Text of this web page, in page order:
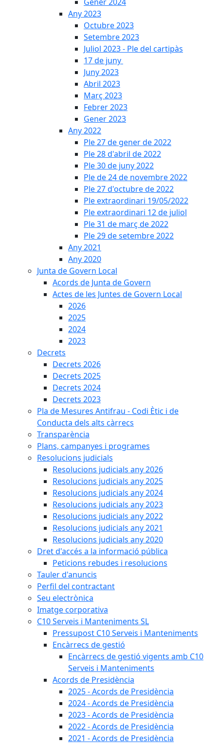
Any 2023
Octubre 2023
Setembre 2023
Juliol 2023 - Ple del cartipàs
17 de juny
Juny 2023
Abril 2023
Març 2023
Febrer 2023
Gener 2023
Any 2022
Ple 27 de gener de 2022
Ple 28 d'abril de 2022
Ple 30 de juny 2022
Ple de 24 de novembre 2022
Ple 27 d'octubre de 2022
Ple extraordinari 19/05/2022
Ple extraordinari 12 de juliol
Ple 31 de març de 2022
Ple 29 de setembre 2022
Any 2021
Any 2020
Junta de Govern Local
Acords de Junta de Govern
Actes de les Juntes de Govern Local
2026
2025
2024
2023
Decrets
Decrets 2026
Decrets 2025
Decrets 2024
Decrets 2023
Pla de Mesures Antifrau - Codi Ètic i de
Conducta dels alts càrrecs
Transparència
Plans, campanyes i programes
Resolucions judicials
Resolucions judicials any 2026
Resolucions judicials any 2025
Resolucions judicials any 2024
Resolucions judicials any 2023
Resolucions judicials any 2022
Resolucions judicials any 2021
Resolucions judicials any 2020
Dret d'accés a la informació pública
Peticions rebudes i resolucions
Tauler d'anuncis
Perfil del contractant
Seu electrònica
Imatge corporativa
C10 Serveis i Manteniments SL
Pressupost C10 Serveis i Manteniments
Encàrrecs de gestió
Encàrrecs de gestió vigents amb C10
Serveis i Manteniments
Acords de Presidència
2025 - Acords de Presidència
2024 - Acords de Presidència
2023 - Acords de Presidència
2022 - Acords de Presidència
2021 - Acords de Presidència